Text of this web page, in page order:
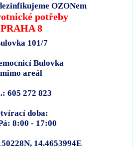
OZONem
potřeby
PRAHA 8
101/7
Bulovka
mimo areál
605 272 823
doba:
8:00 - 17:00
14.4653994E